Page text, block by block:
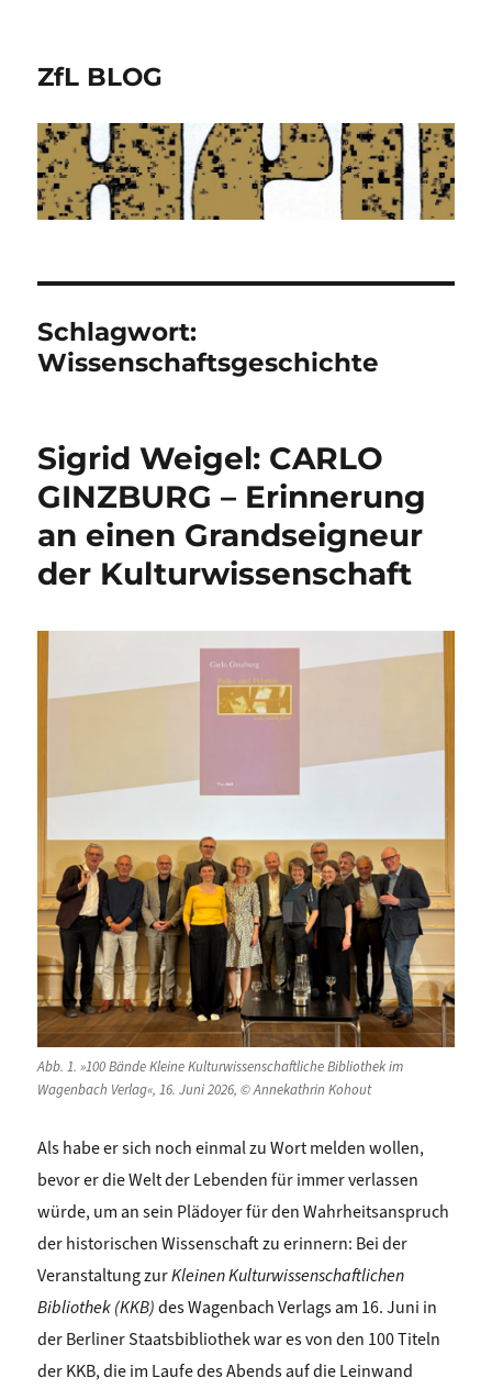
ZfL BLOG
Schlagwort:
Wissenschaftsgeschichte
Sigrid Weigel: CARLO
GINZBURG – Erinnerung
an einen Grandseigneur
der Kulturwissenschaft
Abb. 1. »100 Bände Kleine Kulturwissenschaftliche Bibliothek im
Wagenbach Verlag«, 16. Juni 2026, © Annekathrin Kohout
Als habe er sich noch einmal zu Wort melden wollen,
bevor er die Welt der Lebenden für immer verlassen
würde, um an sein Plädoyer für den Wahrheitsanspruch
der historischen Wissenschaft zu erinnern: Bei der
Veranstaltung zurKleinen Kulturwissenschaftlichen
Bibliothek (KKB)des Wagenbach Verlags am 16. Juni in
der Berliner Staatsbibliothek war es von den 100 Titeln
der KKB, die im Laufe des Abends auf die Leinwand